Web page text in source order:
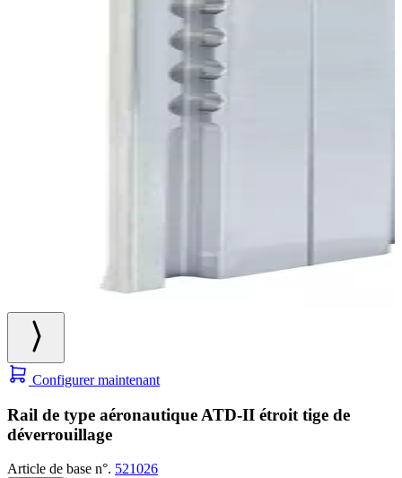
Configurer maintenant
Rail de type aéronautique ATD-II étroit tige de
déverrouillage
Article de base n°. 521026